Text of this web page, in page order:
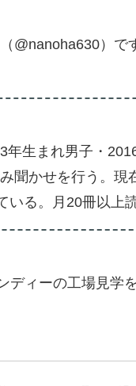
@nanoha630）で
年生まれ男子・
聞かせを行う。
る。月20冊以上読
ディーの工場見